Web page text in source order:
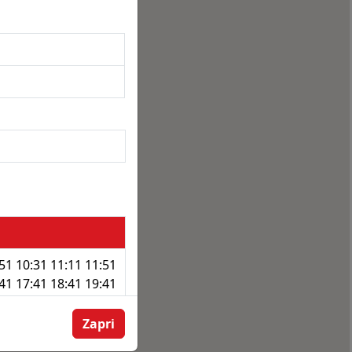
10:31 11:11 11:51
17:41 18:41 19:41
Zapri